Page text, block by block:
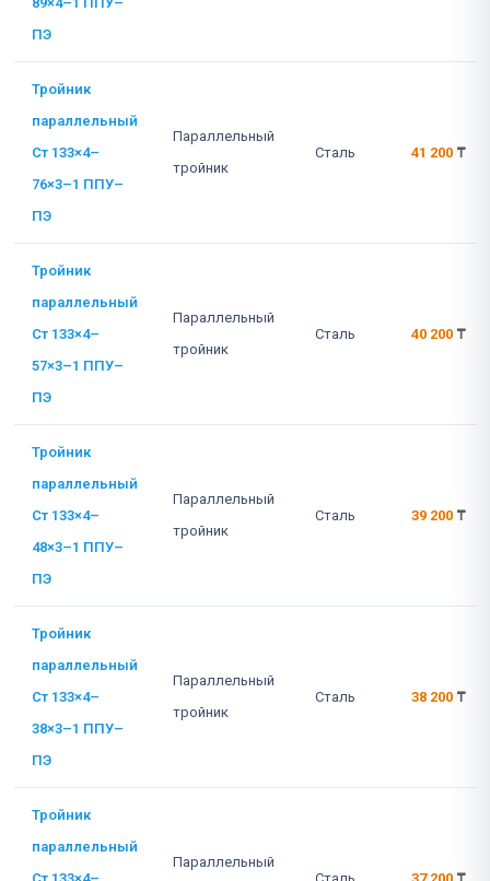
ПЭ
Тройник
параллельный
Ст 133×4–
76×3–1 ППУ–
ПЭ
Параллельный
тройник
Сталь 41 200 ₸
Тройник
параллельный
Ст 133×4–
57×3–1 ППУ–
ПЭ
Параллельный
тройник
Сталь 40 200 ₸
Тройник
параллельный
Ст 133×4–
48×3–1 ППУ–
ПЭ
Параллельный
тройник
Сталь 39 200 ₸
Тройник
параллельный
Ст 133×4–
38×3–1 ППУ–
ПЭ
Параллельный
тройник
Сталь 38 200 ₸
Тройник
параллельный
Параллельный